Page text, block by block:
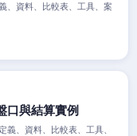
、資料、比較表、工具、案
口與結算實例
義、資料、比較表、工具、